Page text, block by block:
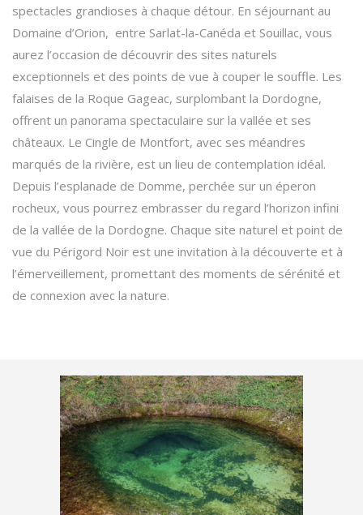
spectacles grandioses à chaque détour. En séjournant au
Domaine d’Orion, entre Sarlat-la-Canéda et Souillac, vous
aurez l’occasion de découvrir des sites naturels
exceptionnels et des points de vue à couper le souffle. Les
falaises de la Roque Gageac, surplombant la Dordogne,
offrent un panorama spectaculaire sur la vallée et ses
châteaux. Le Cingle de Montfort, avec ses méandres
marqués de la rivière, est un lieu de contemplation idéal.
Depuis l’esplanade de Domme, perchée sur un éperon
rocheux, vous pourrez embrasser du regard l’horizon infini
de la vallée de la Dordogne. Chaque site naturel et point de
vue du Périgord Noir est une invitation à la découverte et à
l’émerveillement, promettant des moments de sérénité et
de connexion avec la nature.